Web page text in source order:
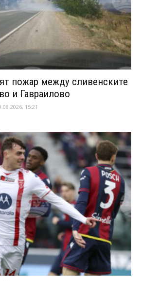
пожар между сливенските
и Гавраилово
15:21